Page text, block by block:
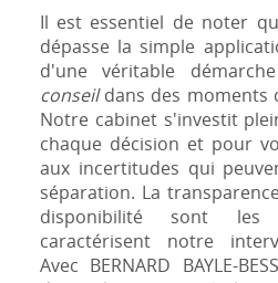
Il est essentiel de noter
dépasse la simple
d'une véritable
conseildans des moments
Notre cabinet s'investit
chaque décision et pour
aux incertitudes qui
séparation. La
disponibilité sont les
caractérisent notre
Avec BERNARD BAYLE-